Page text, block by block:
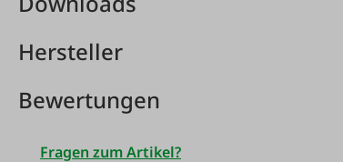
Hersteller
Bewertungen
Fragen zum Artikel?